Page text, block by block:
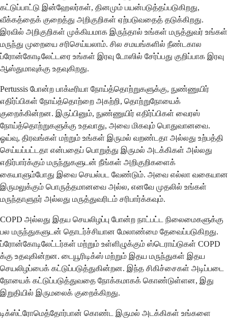
கட்டுப்பாட்டு இன்ஹேலர்கள், தினமும் பயன்படுத்தப்படுகிறது,
வீக்கத்தைக் குறைத்து அறிகுறிகள் ஏற்படுவதைத் தடுக்கிறது.
இரவில் அறிகுறிகள் முக்கியமாக இருந்தால் உங்கள் மருத்துவர் உங்கள்
மருந்து முறையை சரிசெய்யலாம். சில சமயங்களில் நீண்டகால
ப்ரோன்கோடிலேட்டரை உங்கள் இரவு டோஸில் சேர்ப்பது குறிப்பாக இரவு
ஆஸ்துமாவுக்கு உதவுகிறது.
Pertussis போன்ற பாக்டீரியா நோய்த்தொற்றுகளுக்கு, நுண்ணுயிர்
எதிர்ப்பிகள் நோய்த்தொற்றை அகற்றி, தொற்றுநோயைக்
குறைக்கின்றன. இருப்பினும், நுண்ணுயிர் எதிர்ப்பிகள் வைரஸ்
நோய்த்தொற்றுகளுக்கு உதவாது, அவை மிகவும் பொதுவானவை.
ஓய்வு, திரவங்கள் மற்றும் உங்கள் இருமல் வறண்டதா அல்லது உற்பத்தி
செய்யப்பட்டதா என்பதைப் பொறுத்து இருமல் அடக்கிகள் அல்லது
எதிர்பார்க்கும் மருந்துகளுடன் நீங்கள் அறிகுறிகளைக்
கையாளும்போது இவை செயல்பட வேண்டும். அவை எல்லா வகையான
இருமலுக்கும் பொருத்தமானவை அல்ல, எனவே முதலில் உங்கள்
மருந்தாளுநர் அல்லது மருத்துவரிடம் சரிபார்க்கவும்.
COPD அல்லது இதய செயலிழப்பு போன்ற நாட்பட்ட நிலைமைகளுக்கு
பல மருந்துகளுடன் தொடர்ச்சியான மேலாண்மை தேவைப்படுகிறது.
ப்ரோன்கோடிலேட்டர்கள் மற்றும் உள்ளிழுக்கும் ஸ்டெராய்டுகள் COPD
க்கு உதவுகின்றன. டையூரிடிக்ஸ் மற்றும் இதய மருந்துகள் இதய
செயலிழப்பைக் கட்டுப்படுத்துகின்றன. இந்த சிகிச்சைகள் அடிப்படை
நோயைக் கட்டுப்படுத்துவதை நோக்கமாகக் கொண்டுள்ளன, இது
இறுதியில் இருமலைக் குறைக்கிறது.
டிக்ஸ்ட்ரோமெத்தோர்பான் கொண்ட இருமல் அடக்கிகள் உங்களை